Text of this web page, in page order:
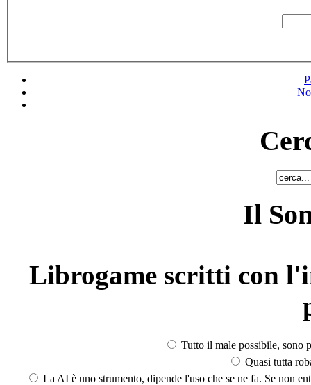
Il
Librogame scritti con
Tutto il male possibile, sono
Quasi tutta
La AI è uno strumento, dipende l'uso che se ne fa. Se non